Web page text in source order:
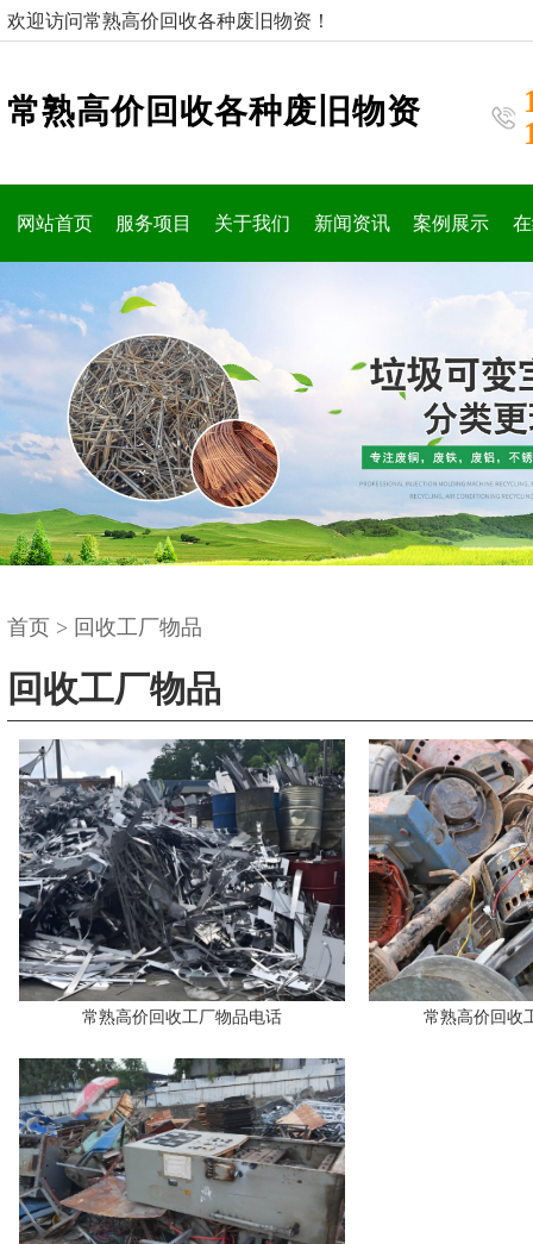
欢迎访问常熟高价回收各种废旧物资！
常熟高价回收各种废旧物资
网站首页 服务项目 关于我们 新闻资讯 案例展示
首页 > 回收工厂物品
回收工厂物品
常熟高价回收工厂物品电话 常熟高价回收